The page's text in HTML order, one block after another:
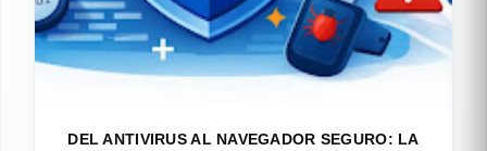
DEL ANTIVIRUS AL NAVEGADOR SEGURO: LA